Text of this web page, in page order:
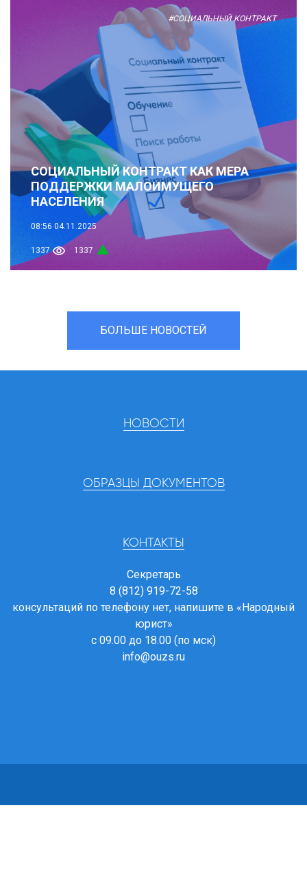
#СОЦИАЛЬНЫЙ КОНТРАКТ
СОЦИАЛЬНЫЙ КОНТРАКТ КАК МЕРА
ПОДДЕРЖКИ МАЛОИМУЩЕГО
НАСЕЛЕНИЯ
08:56 04.11.2025
1337 1337
БОЛЬШЕ НОВОСТЕЙ
НОВОСТИ
ОБРАЗЦЫ ДОКУМЕНТОВ
КОНТАКТЫ
Секретарь
8 (812) 919-72-58
консультаций по телефону нет, напишите в «Народный
юрист»
с 09.00 до 18.00 (по мск)
info@ouzs.ru